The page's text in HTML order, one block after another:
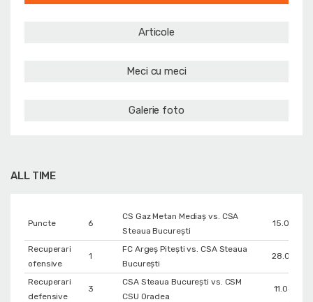
Articole
Meci cu meci
Galerie foto
ALL TIME
Puncte 6
CS Gaz Metan Mediaș vs. CSA
Steaua București
Recuperari
ofensive
1
FC Argeș Pitești vs. CSA Steaua
București
Recuperari
defensive
3
CSA Steaua București vs. CSM
CSU Oradea